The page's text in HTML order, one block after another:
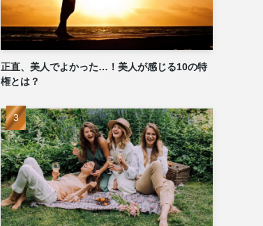
正直、美人でよかった…！美人が感じる10の特
権とは？